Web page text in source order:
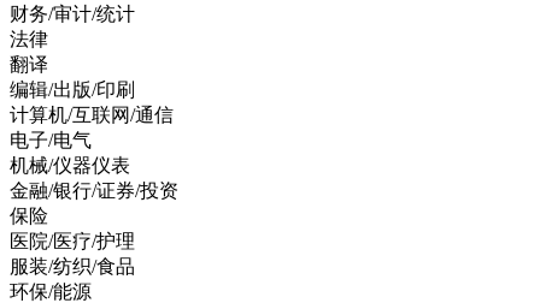
财务/审计/统计
法律
翻译
编辑/出版/印刷
计算机/互联网/通信
电子/电气
机械/仪器仪表
金融/银行/证券/投资
保险
医院/医疗/护理
服装/纺织/食品
环保/能源